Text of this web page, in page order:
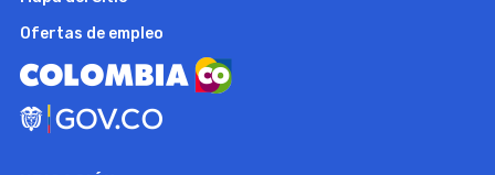
Ofertas de empleo